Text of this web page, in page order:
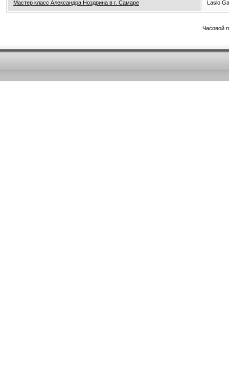
Мастер класс Александра Ноздрина в г. Самаре Laslo
Часовой